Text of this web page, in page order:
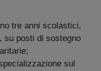
tre anni scolastici,
su posti di sostegno
sul